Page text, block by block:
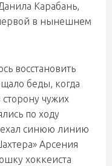
Карабань,
первой в нынешнем
восстановить
беды, когда
чужих
по ходу
синюю линию
Арсения
хоккеиста